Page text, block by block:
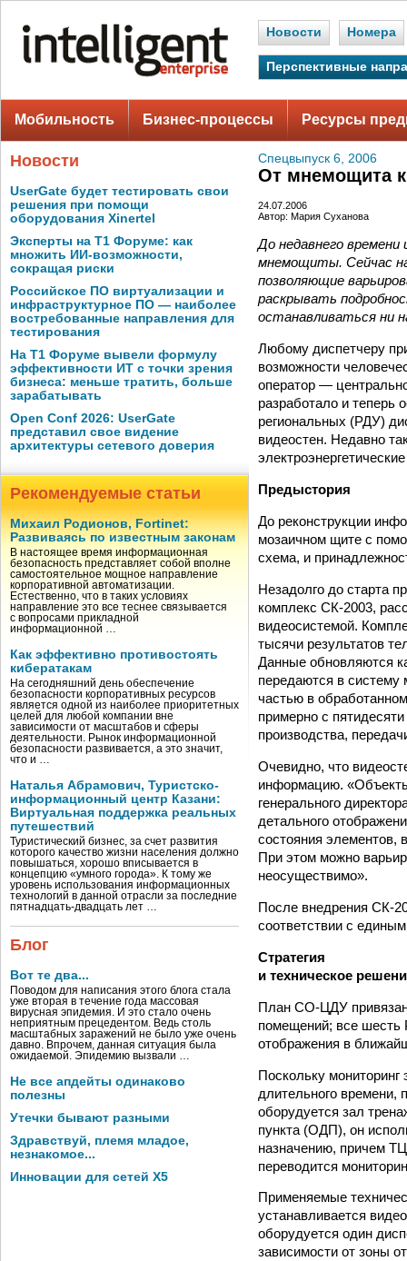
Новости Номера
Перспективные
Мобильность Бизнес-процессы Ресурсы
Новости
UserGate будет тестировать свои
решения при помощи
оборудования Xinertel
Эксперты на Т1 Форуме: как
множить ИИ-возможности,
сокращая риски
Российское ПО виртуализации и
инфраструктурное ПО — наиболее
востребованные направления для
тестирования
На Т1 Форуме вывели формулу
эффективности ИТ с точки зрения
бизнеса: меньше тратить, больше
зарабатывать
Open Conf 2026: UserGate
представил свое видение
архитектуры сетевого доверия
Рекомендуемые статьи
Михаил Родионов, Fortinet:
Развиваясь по известным законам
В настоящее время информационная
безопасность представляет собой вполне
самостоятельное мощное направление
корпоративной автоматизации.
Естественно, что в таких условиях
направление это все теснее связывается
с вопросами прикладной
информационной …
Как эффективно противостоять
кибератакам
На сегодняшний день обеспечение
безопасности корпоративных ресурсов
является одной из наиболее приоритетных
целей для любой компании вне
зависимости от масштабов и сферы
деятельности. Рынок информационной
безопасности развивается, а это значит,
что и …
Наталья Абрамович, Туристско-
информационный центр Казани:
Виртуальная поддержка реальных
путешествий
Туристический бизнес, за счет развития
которого качество жизни населения должно
повышаться, хорошо вписывается в
концепцию «умного города». К тому же
уровень использования информационных
технологий в данной отрасли за последние
пятнадцать-двадцать лет …
Блог
Вот те два...
Поводом для написания этого блога стала
уже вторая в течение года массовая
вирусная эпидемия. И это стало очень
неприятным прецедентом. Ведь столь
масштабных заражений не было уже очень
давно. Впрочем, данная ситуация была
ожидаемой. Эпидемию вызвали …
Не все апдейты одинаково
полезны
Утечки бывают разными
Здравствуй, племя младое,
незнакомое...
Инновации для сетей X5
Спецвыпуск 6, 2006
От мнемощита к
24.07.2006
Автор: Мария Суханова
До недавнего
мнемощиты. Сейчас
позволяющие
раскрывать
останавливаться ни
Любому диспетчеру
возможности
оператор —
разработало и
региональных (РДУ)
видеостен. Недавно
Предыстория
До реконструкции
мозаичном щите с
схема, и
Незадолго до старта
комплекс СК-2003,
видеосистемой.
тысячи результатов
Данные обновляются
передаются в систему
частью в
примерно с
производства,
Очевидно, что
информацию.
генерального
детального
состояния элементов,
При этом можно
неосуществимо».
После внедрения СК-
соответствии с
Стратегия
и техническое
План СО-ЦДУ привязан
помещений; все шесть
отображения в
Поскольку
длительного
оборудуется зал
пункта (ОДП), он
назначению, причем
переводится
Применяемые
устанавливается
оборудуется один
зависимости от зоны